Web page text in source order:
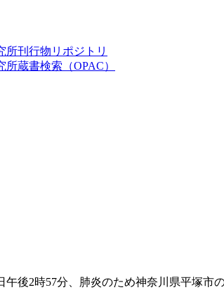
所刊行物リポジトリ
蔵書検索（OPAC）
午後2時57分、肺炎のため神奈川県平塚市